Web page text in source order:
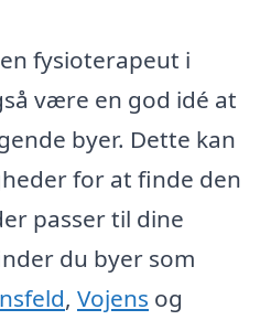
fysioterapeut i
være en god idé at
byer. Dette kan
for at finde den
passer til dine
du byer som
, Vojens og